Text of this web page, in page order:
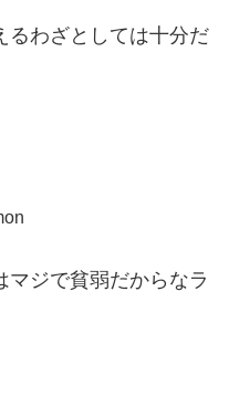
るわざとしては十分だ
マジで貧弱だからなラ